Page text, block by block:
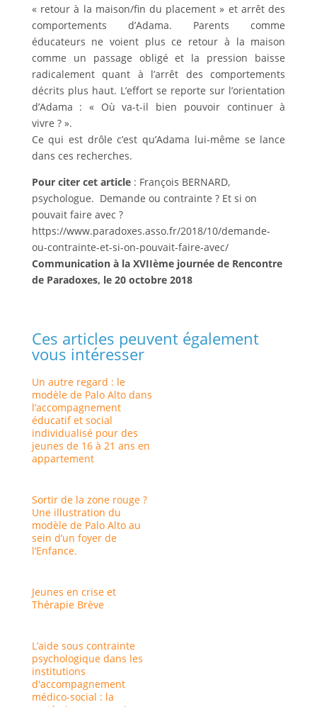
« retour à la maison/fin du placement » et arrêt des
comportements d’Adama. Parents comme
éducateurs ne voient plus ce retour à la maison
comme un passage obligé et la pression baisse
radicalement quant à l’arrêt des comportements
décrits plus haut. L’effort se reporte sur l’orientation
d’Adama : « Où va-t-il bien pouvoir continuer à
vivre ? ».
Ce qui est drôle c’est qu’Adama lui-même se lance
dans ces recherches.
Pour citer cet article: François BERNARD,
psychologue. Demande ou contrainte ? Et si on
pouvait faire avec ?
https://www.paradoxes.asso.fr/2018/10/demande-
ou-contrainte-et-si-on-pouvait-faire-avec/
Communication à la XVIIème journée de Rencontre
de Paradoxes, le 20 octobre 2018
Ces articles peuvent également
vous intéresser
Un autre regard : le
modèle de Palo Alto dans
l’accompagnement
éducatif et social
individualisé pour des
jeunes de 16 à 21 ans en
appartement
Sortir de la zone rouge ?
Une illustration du
modèle de Palo Alto au
sein d’un foyer de
l’Enfance.
Jeunes en crise et
Thérapie Brève
L’aide sous contrainte
psychologique dans les
institutions
d'accompagnement
médico-social : la